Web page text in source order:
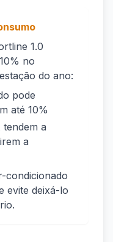
1.0
no
do ano:
pode
até 10%
a
a
condicionado
evite deixá-lo